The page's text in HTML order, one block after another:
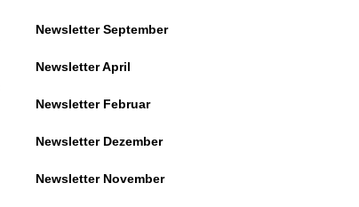
Newsletter September
Newsletter April
Newsletter Februar
Newsletter Dezember
Newsletter November